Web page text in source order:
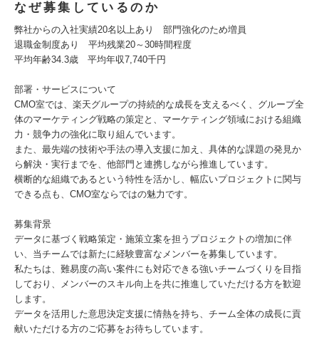
なぜ募集しているのか
弊社からの入社実績20名以上あり 部門強化のため増員
退職金制度あり 平均残業20～30時間程度
平均年齢34.3歳 平均年収7,740千円
部署・サービスについて
CMO室では、楽天グループの持続的な成長を支えるべく、グループ全
体のマーケティング戦略の策定と、マーケティング領域における組織
力・競争力の強化に取り組んでいます。
また、最先端の技術や手法の導入支援に加え、具体的な課題の発見か
ら解決・実行までを、他部門と連携しながら推進しています。
横断的な組織であるという特性を活かし、幅広いプロジェクトに関与
できる点も、CMO室ならではの魅力です。
募集背景
データに基づく戦略策定・施策立案を担うプロジェクトの増加に伴
い、当チームでは新たに経験豊富なメンバーを募集しています。
私たちは、難易度の高い案件にも対応できる強いチームづくりを目指
しており、メンバーのスキル向上を共に推進していただける方を歓迎
します。
データを活用した意思決定支援に情熱を持ち、チーム全体の成長に貢
献いただける方のご応募をお待ちしています。